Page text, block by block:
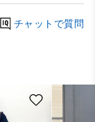
チャットで質問